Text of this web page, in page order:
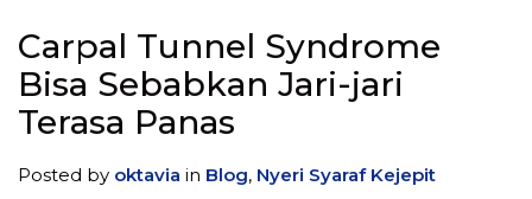
Carpal Tunnel Syndrome
Bisa Sebabkan Jari-jari
Terasa Panas
Posted by oktavia in Blog, Nyeri Syaraf Kejepit